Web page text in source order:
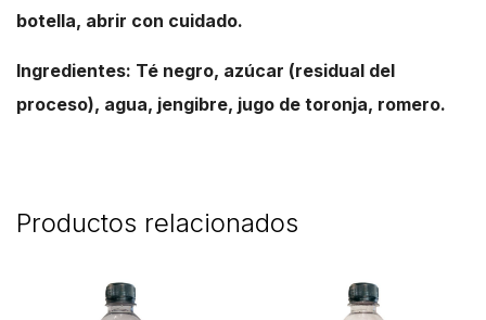
botella, abrir con cuidado.
Ingredientes: Té negro, azúcar (residual del
proceso), agua, jengibre, jugo de toronja, romero.
Productos relacionados